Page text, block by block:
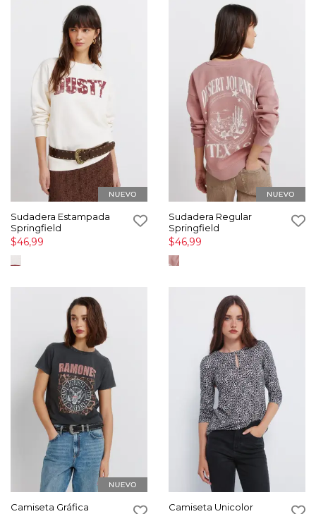
Sudadera Estampada
Springfield
$46,99
Sudadera Regular
Springfield
$46,99
Camiseta Gráfica
Camiseta Unicolor